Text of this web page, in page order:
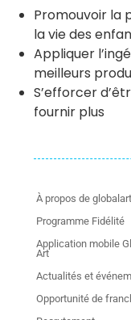
Promouvoir la
la vie des
Appliquer
meilleurs
S’efforcer
fournir plus
À propos de globalart
Programme Fidélité
Application mobile
Art
Actualités et
Opportunité de